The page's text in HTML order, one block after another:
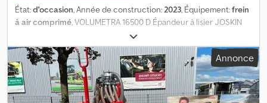
État:d'occasion, Année de construction:2023, Équipement:frein
à air comprimé, VOLUMETRA 16500 D Épandeur à lisier JOSKIN
Première mise en service : 2024 Bras d’aspiration avant Jumbo,
côté droit Pneumatiques : 710/50 R26.5 Suspension hydraulique
du timon Pompe à vide Jurop PN155 Attelage à boule K80 Feux de
gabarit à LED Arbre de transmission à cardan grand angle
Walterscheid Système de freinage pneumatique à réglage
automatique de la pression en fonction de la charge Protection
Annonce